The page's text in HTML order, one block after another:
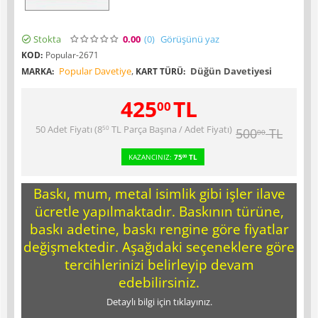
Stokta 0.00 (0) Görüşünü yaz
KOD: Popular-2671
MARKA: Popular Davetiye, KART TÜRÜ: Düğün Davetiyesi
42500TL
50 Adet Fiyatı (850 TL Parça Başına / Adet Fiyatı) 50000 TL
KAZANCINIZ: 7500 TL
Baskı, mum, metal isimlik gibi işler ilave
ücretle yapılmaktadır. Baskının türüne,
baskı adetine, baskı rengine göre fiyatlar
değişmektedir. Aşağıdaki seçeneklere göre
tercihlerinizi belirleyip devam
edebilirsiniz.
Detaylı bilgi için tıklayınız.